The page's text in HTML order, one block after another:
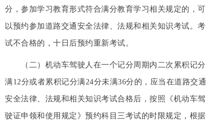
分，参加学习教育形式符合满分教育学习相关规定的，可
以预约参加道路交通安全法律、法规和相关知识考试。考
试不合格的，十日后预约重新考试。
（二）机动车驾驶人在一个记分周期内二次累积记分
满12分或者累积记分满24分未满36分的，应当在道路交通
安全法律、法规和相关知识考试合格后，按照《机动车驾
驶证申领和使用规定》预约科目三考试的时限规定，根据